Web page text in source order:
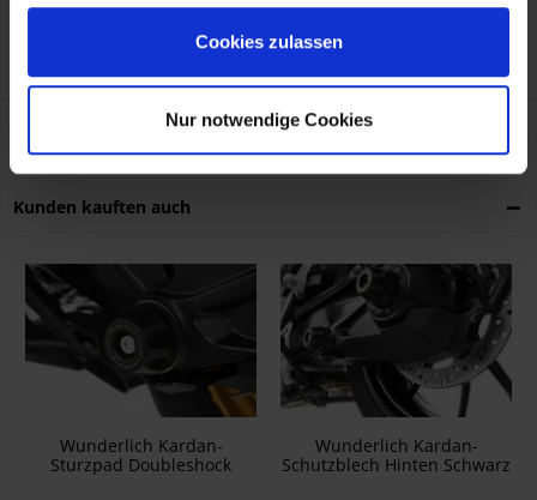
Cookies zulassen
Nur notwendige Cookies
Verantwortliche Person für die EU
Joseph-von-Fraunhofer-Str. 6 – 8, Grafschaft-Ringen, DE, 53501
Montageanleitung als PDFmehr
Kunden kauften auch
Wunderlich Kardan-
Sturzpad Doubleshock
Wunderlich Kardan-
Schutzblech Hinten Schwarz